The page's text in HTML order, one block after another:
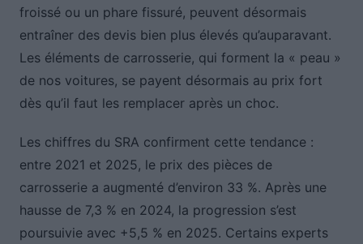
froissé ou un phare fissuré, peuvent désormais
entraîner des devis bien plus élevés qu’auparavant.
Les éléments de carrosserie, qui forment la « peau »
de nos voitures, se payent désormais au prix fort
dès qu’il faut les remplacer après un choc.
Les chiffres du SRA confirment cette tendance :
entre 2021 et 2025, le prix des pièces de
carrosserie a augmenté d’environ 33 %. Après une
hausse de 7,3 % en 2024, la progression s’est
poursuivie avec +5,5 % en 2025. Certains experts